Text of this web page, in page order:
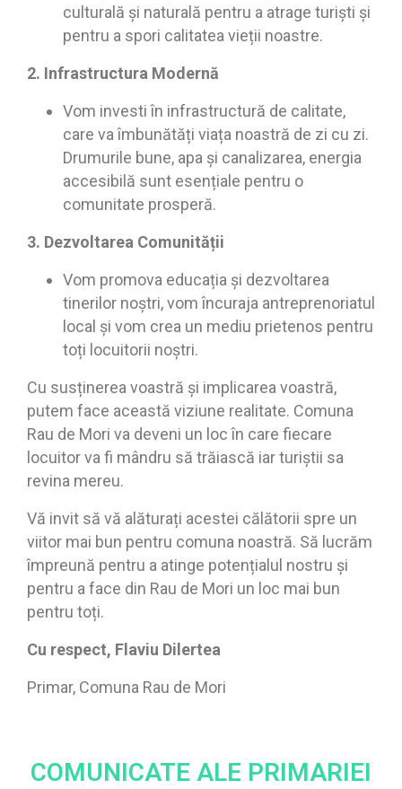
culturală și naturală pentru a atrage turiști și
pentru a spori calitatea vieții noastre.
2. Infrastructura Modernă
Vom investi în infrastructură de calitate,
care va îmbunătăți viața noastră de zi cu zi.
Drumurile bune, apa și canalizarea, energia
accesibilă sunt esențiale pentru o
comunitate prosperă.
3. Dezvoltarea Comunității
Vom promova educația și dezvoltarea
tinerilor noștri, vom încuraja antreprenoriatul
local și vom crea un mediu prietenos pentru
toți locuitorii noștri.
Cu susținerea voastră și implicarea voastră,
putem face această viziune realitate. Comuna
Rau de Mori va deveni un loc în care fiecare
locuitor va fi mândru să trăiască iar turiștii sa
revina mereu.
Vă invit să vă alăturați acestei călătorii spre un
viitor mai bun pentru comuna noastră. Să lucrăm
împreună pentru a atinge potențialul nostru și
pentru a face din Rau de Mori un loc mai bun
pentru toți.
Cu respect, Flaviu Dilertea
Primar, Comuna Rau de Mori
COMUNICATE ALE PRIMARIEI